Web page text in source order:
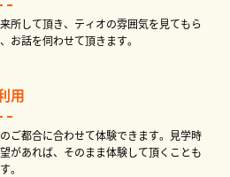
所して頂き、ティオの雰囲気を見てもら
お話を伺わせて頂きます。
用
ご都合に合わせて体験できます。見学時
があれば、そのまま体験して頂くことも
。